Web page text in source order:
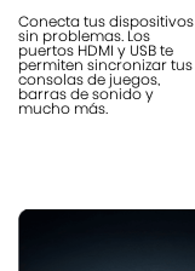
Conecta tus dispositivos
sin problemas. Los
puertos HDMI y USB te
permiten sincronizar tus
consolas de juegos,
barras de sonido y
mucho más.